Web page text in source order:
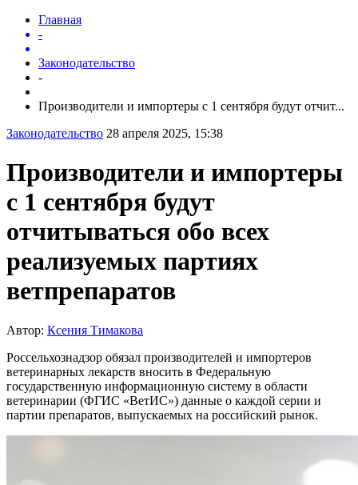
Главная
-
Законодательство
-
Производители и импортеры с 1 сентября будут отчит...
Законодательство 28 апреля 2025, 15:38
Производители и импортеры
с 1 сентября будут
отчитываться обо всех
реализуемых партиях
ветпрепаратов
Автор: Ксения Тимакова
Россельхознадзор обязал производителей и импортеров
ветеринарных лекарств вносить в Федеральную
государственную информационную систему в области
ветеринарии (ФГИС «ВетИС») данные о каждой серии и
партии препаратов, выпускаемых на российский рынок.